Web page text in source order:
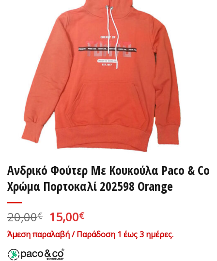
Ανδρικό Φούτερ Με Κουκούλα Paco & Co
Χρώμα Πορτοκαλί 202598 Orange
20,00€ Original
price
was:
20,00€.
15,00€Η
τρέχουσα
τιμή
Άμεση παραλαβή / Παράδοση 1 έως 3 ημέρες.